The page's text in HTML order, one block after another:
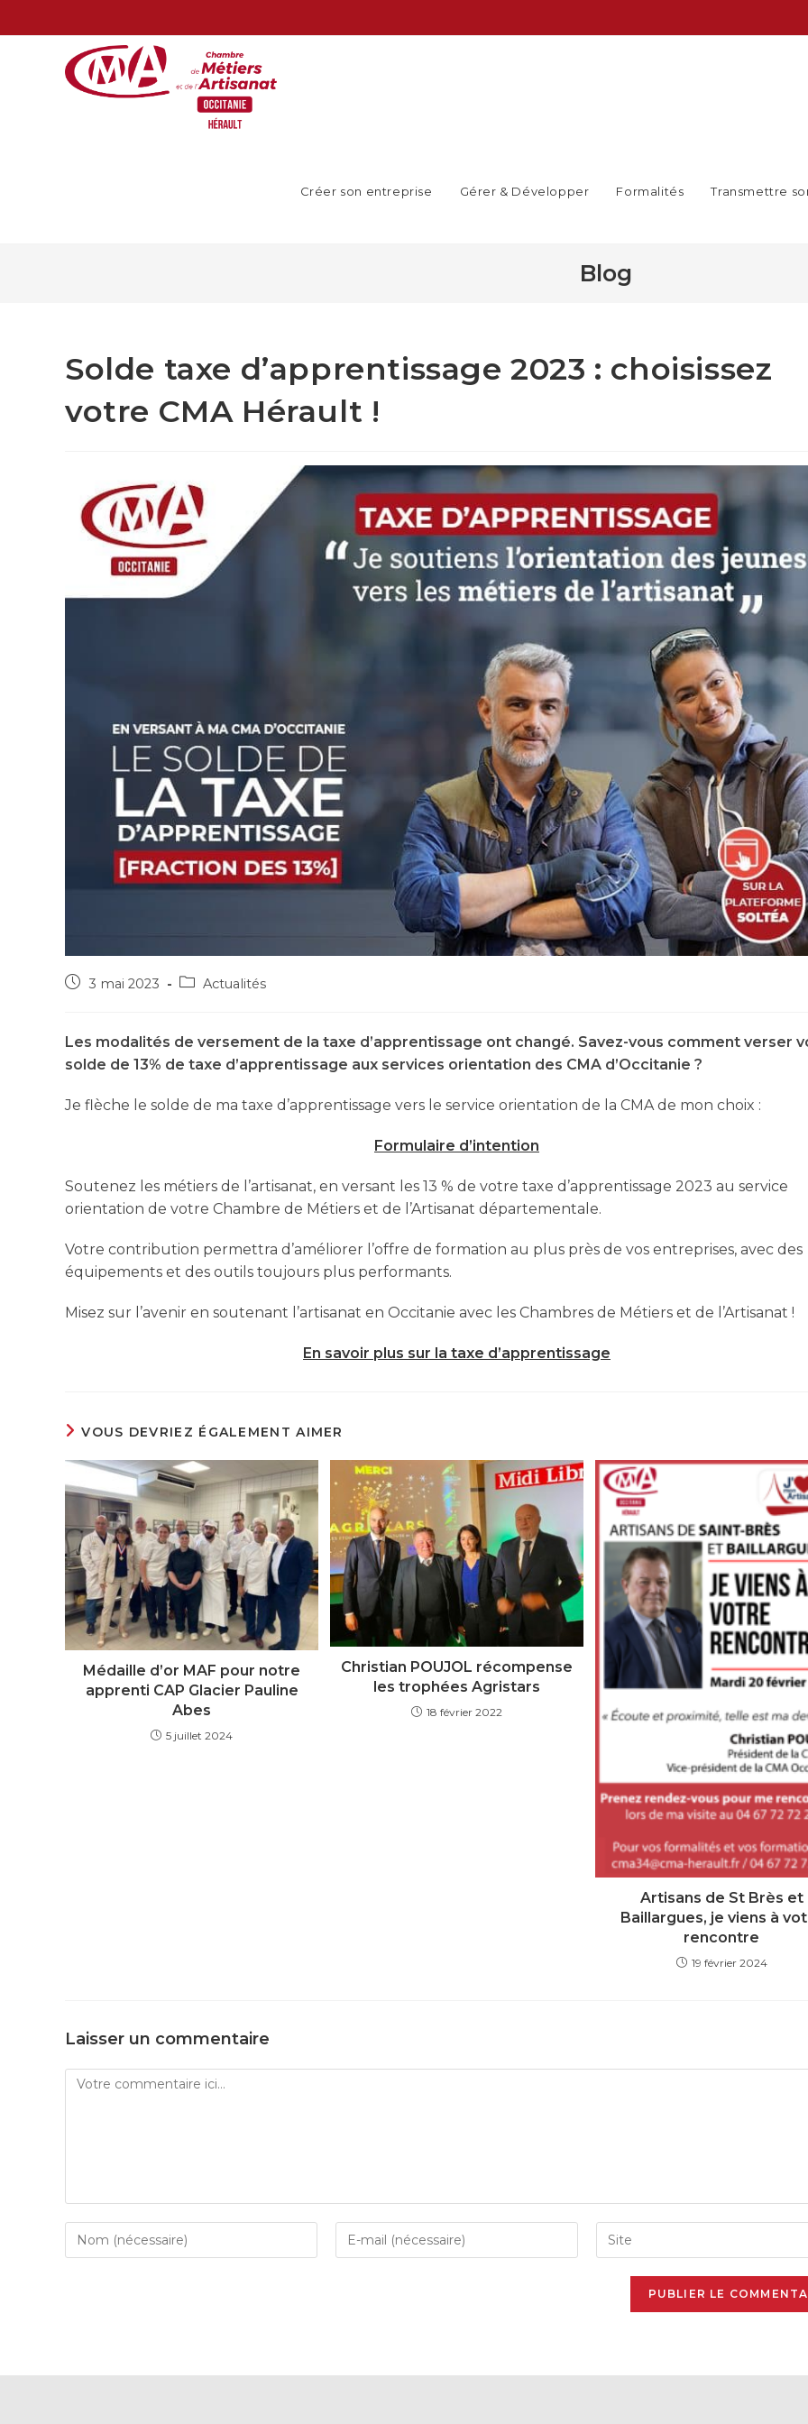
Créer son entreprise Gérer & Développer Formalités Transmettre
Blog
Solde taxe d’apprentissage 2023 : choisissez
votre CMA Hérault !
3 mai 2023 Actualités
Les modalités de versement de la taxe d’apprentissage ont changé. Savez-vous comment verser
solde de 13% de taxe d’apprentissage aux services orientation des CMA d’Occitanie ?
Je flèche le solde de ma taxe d’apprentissage vers le service orientation de la CMA de mon choix :
Formulaire d’intention
Soutenez les métiers de l’artisanat, en versant les 13 % de votre taxe d’apprentissage 2023 au service
orientation de votre Chambre de Métiers et de l’Artisanat départementale.
Votre contribution permettra d’améliorer l’offre de formation au plus près de vos entreprises, avec des
équipements et des outils toujours plus performants.
Misez sur l’avenir en soutenant l’artisanat en Occitanie avec les Chambres de Métiers et de l’Artisanat !
En savoir plus sur la taxe d’apprentissage
VOUS DEVRIEZ ÉGALEMENT AIMER
Médaille d’or MAF pour notre
apprenti CAP Glacier Pauline
Abes
5 juillet 2024
Christian POUJOL récompense
les trophées Agristars
18 février 2022
Artisans de St Brès et
Baillargues, je viens à
rencontre
19 février 2024
Laisser un commentaire